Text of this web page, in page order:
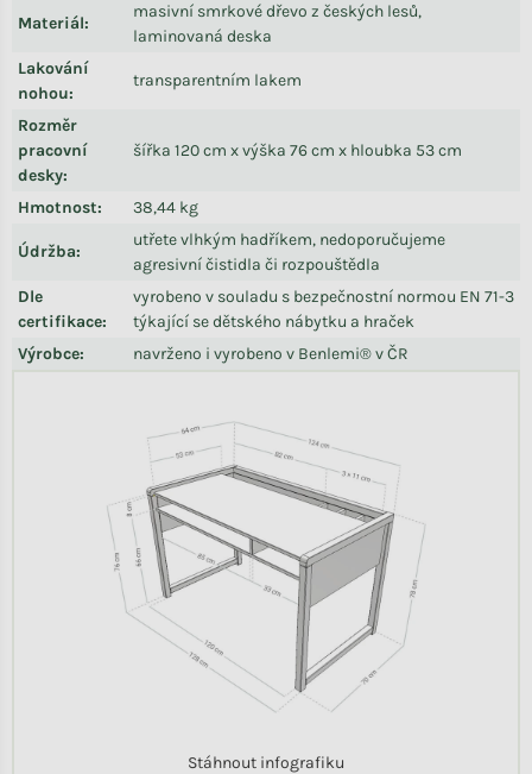
Materiál:
masivní smrkové dřevo z českých lesů,
laminovaná deska
Lakování
nohou:
transparentním lakem
Rozměr
pracovní
desky:
šířka 120 cm x výška 76 cm x hloubka 53 cm
Hmotnost: 38,44 kg
Údržba:
utřete vlhkým hadříkem, nedoporučujeme
agresivní čistidla či rozpouštědla
Dle
certifikace:
vyrobeno v souladu s bezpečnostní normou EN 71-3
týkající se dětského nábytku a hraček
Výrobce: navrženo i vyrobeno v Benlemi® v ČR
Stáhnout infografiku